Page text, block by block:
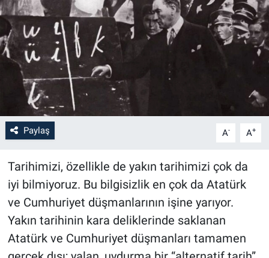
Paylaş A- A+
Tarihimizi, özellikle de yakın tarihimizi çok da
iyi bilmiyoruz. Bu bilgisizlik en çok da Atatürk
ve Cumhuriyet düşmanlarının işine yarıyor.
Yakın tarihinin kara deliklerinde saklanan
Atatürk ve Cumhuriyet düşmanları tamamen